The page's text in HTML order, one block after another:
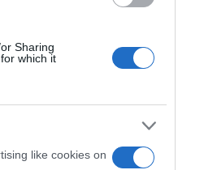
Sharing
which it
like cookies on